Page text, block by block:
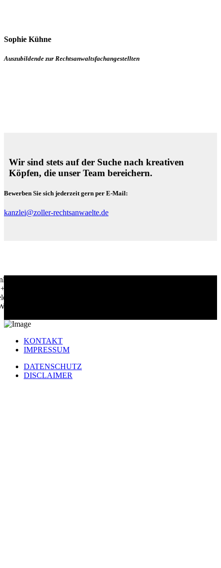
Sophie Kühne
Auszubildende zur Rechtsanwaltsfachangestellten
Wir sind stets auf der Suche nach kreativen
Köpfen, die unser Team bereichern.
Bewerben Sie sich jederzeit gern per E-Mail:
kanzlei@zoller-rechtsanwaelte.de
Wunsch jederzeit auch
Sie gern persönlich,
oder Videoanruf + + + Wir
jederzeit auch per Telefon
KONTAKT
IMPRESSUM
DATENSCHUTZ
DISCLAIMER